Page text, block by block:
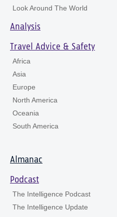
Look Around The World
Analysis
Travel Advice & Safety
Africa
Asia
Europe
North America
Oceania
South America
Almanac
Podcast
The Intelligence Podcast
The Intelligence Update